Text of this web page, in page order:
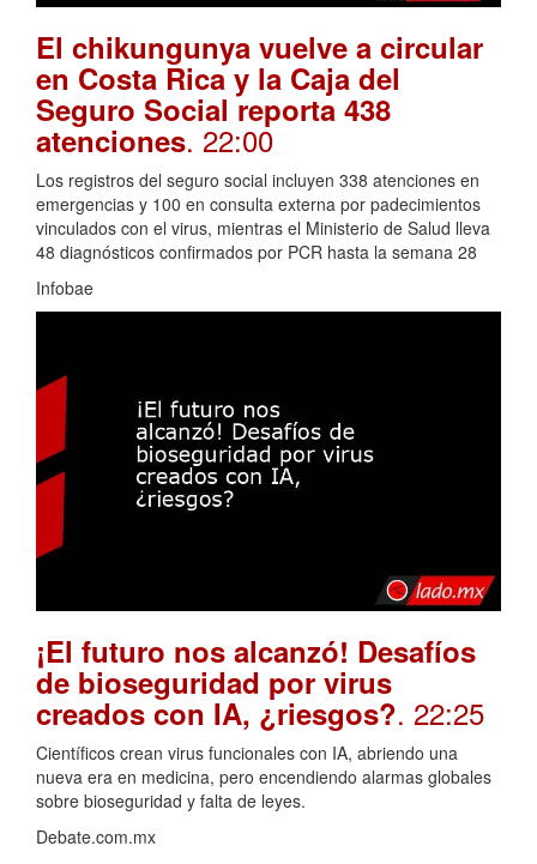
El chikungunya vuelve a circular
en Costa Rica y la Caja del
Seguro Social reporta 438
atenciones. 22:00
Los registros del seguro social incluyen 338 atenciones en
emergencias y 100 en consulta externa por padecimientos
vinculados con el virus, mientras el Ministerio de Salud lleva
48 diagnósticos confirmados por PCR hasta la semana 28
Infobae
¡El futuro nos alcanzó! Desafíos
de bioseguridad por virus
creados con IA, ¿riesgos?. 22:25
Científicos crean virus funcionales con IA, abriendo una
nueva era en medicina, pero encendiendo alarmas globales
sobre bioseguridad y falta de leyes.
Debate.com.mx